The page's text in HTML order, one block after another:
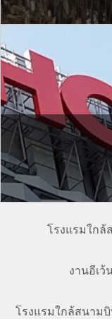
โรงแรมใกล้
งานอีเ
โรงแรมใกล้สนาม